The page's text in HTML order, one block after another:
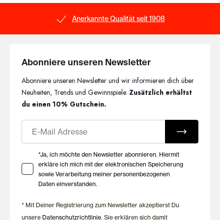
Anerkannte Qualität seit 1908
Abonniere unseren Newsletter
Abonniere unseren Newsletter und wir informieren dich über
Neuheiten, Trends und Gewinnspiele.Zusätzlich erhältst
du einen 10% Gutschein.
Ihre Zustimmung zu Marketing E-Mails
*Ja, ich möchte den Newsletter abonnieren. Hiermit
erkläre ich mich mit der elektronischen Speicherung
sowie Verarbeitung meiner personenbezogenen
Daten einverstanden.
* Mit Deiner Registrierung zum Newsletter akzeptierst Du
unsere Datenschutzrichtlinie. Sie erklären sich damit